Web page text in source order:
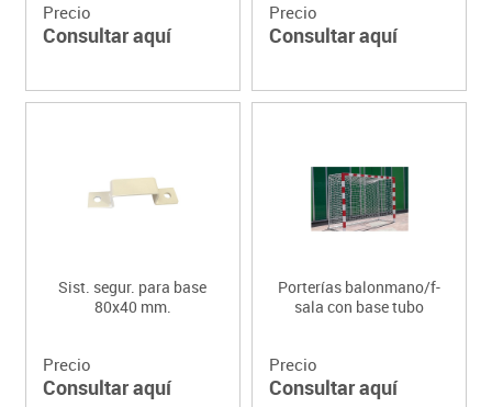
Precio
Consultar aquí
Precio
Consultar aquí
Sist. segur. para base
80x40 mm.
Precio
Consultar aquí
Porterías balonmano/f-
sala con base tubo
Precio
Consultar aquí